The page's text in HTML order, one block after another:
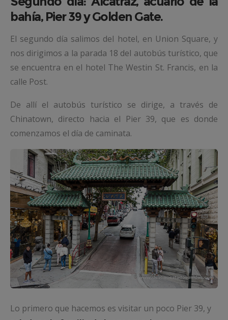
bahía, Pier 39 y Golden Gate.
El segundo día salimos del hotel, en Union Square, y
nos dirigimos a la parada 18 del autobús turístico, que
se encuentra en el hotel The Westin St. Francis, en la
calle Post.
De allí el autobús turístico se dirige, a través de
Chinatown, directo hacia el Pier 39, que es donde
comenzamos el día de caminata.
Lo primero que hacemos es visitar un poco Pier 39, y